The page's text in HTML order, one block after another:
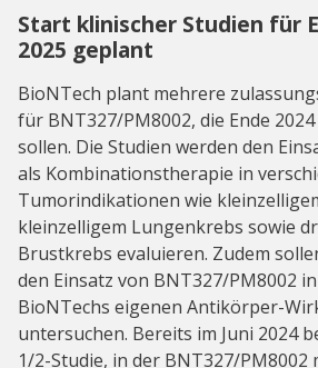
Start klinischer Studien für
2025 geplant
BioNTech plant mehrere
für BNT327/PM8002, die Ende
sollen. Die Studien werden den
als Kombinationstherapie in
Tumorindikationen wie
kleinzelligem Lungenkrebs sowie
Brustkrebs evaluieren. Zudem
den Einsatz von BNT327/PM8002
BioNTechs eigenen Antikörper-
untersuchen. Bereits im Juni 2024
1/2-Studie, in der BNT327/PM8002